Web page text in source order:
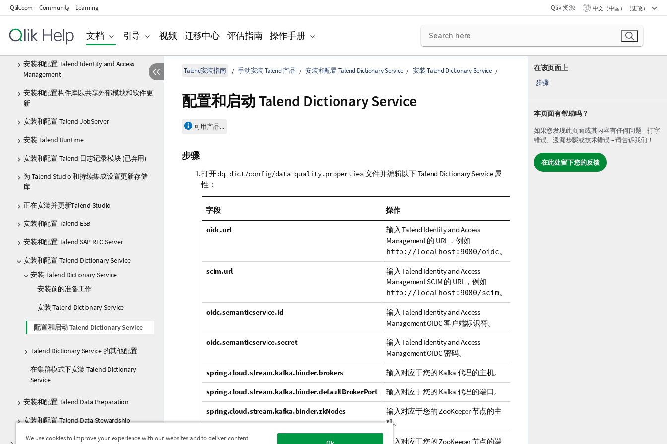
Qlik.com Community Learning Qlik 资源 中文（中国） （更改）
文档 引导 视频 迁移中心 评估指南 操作手册
手动安装 Talend 产品
安装和配置 Git
安装和配置 Talend Administration Center
安装和配置 Talend Identity and Access
Management
安装和配置构件库以共享外部模块和软件更
新
安装和配置 Talend JobServer
安装 Talend Runtime
安装和配置 Talend 日志记录模块 (已弃用)
为 Talend Studio 和持续集成设置更新存储
库
正在安装并更新Talend Studio
安装和配置 Talend ESB
安装和配置 Talend SAP RFC Server
安装和配置 Talend Dictionary Service
安装 Talend Dictionary Service
安装前的准备工作
安装 Talend Dictionary Service
配置和启动 Talend Dictionary Service
Talend Dictionary Service 的其他配置
在集群模式下安装 Talend Dictionary
Service
安装和配置 Talend Data Preparation
安装和配置 Talend Data Stewardship
在该页面上
步骤
本页面有帮助吗？
如果您发现此页面或其内容有任何问题 – 打字
错误、遗漏步骤或技术错误 – 请告诉我们！
在此处留下您的反馈
Talend安装指南 手动安装 Talend 产品 安装和配置 Talend Dictionary Service 安装 Talend Dictionary Service
配置和启动Talend Dictionary Service
可用产品...
步骤
打开dq_dict/config/data-quality.properties文件并编辑以下Talend Dictionary Service属
性：
字段 操作
oidc.url 输入Talend Identity and Access
Management的 URL，例如
http://localhost:9080/oidc。
scim.url 输入Talend Identity and Access
ManagementSCIM 的 URL，例如
http://localhost:9080/scim。
oidc.semanticservice.id 输入Talend Identity and Access
ManagementOIDC 客户端标识符。
oidc.semanticservice.secret 输入Talend Identity and Access
ManagementOIDC 密码。
spring.cloud.stream.kafka.binder.brokers 输入对应于您的 Kafka 代理的主机。
spring.cloud.stream.kafka.binder.defaultBrokerPort 输入对应于您的 Kafka 代理的端口。
spring.cloud.stream.kafka.binder.zkNodes
输入对应于您的 ZooKeeper 节点的主
机。
spring.cloud.stream.kafka.binder.defaultZkPort 输入对应于您的 ZooKeeper 节点的端
We use cookies to improve your experience with our websites and to deliver content